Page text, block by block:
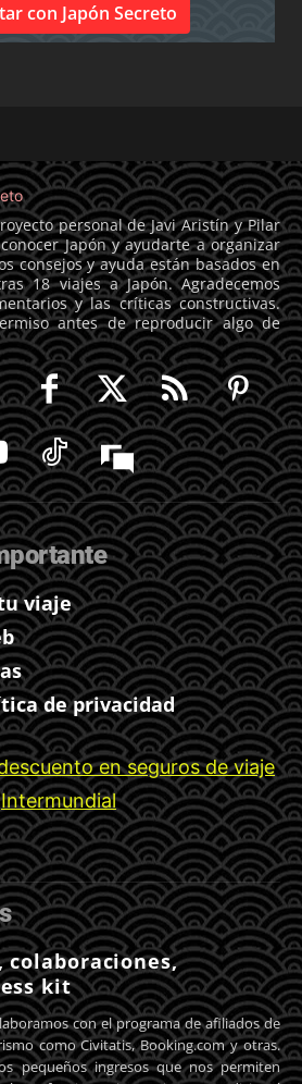
con Japón Secreto
personal de Javi Aristín y Pilar
Japón y ayudarte a organizar
consejos y ayuda están basados en
18 viajes a Japón. Agradecemos
y las críticas constructivas.
antes de reproducir algo de
viaje
de privacidad
colaboraciones,
kit
con el programa de afiliados de
como Civitatis, Booking.com y otras.
pequeños ingresos que nos permiten